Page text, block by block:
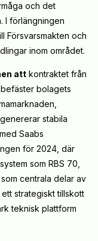
och det
I förlängningen
Försvarsmakten och
inom området.
att kontraktet från
bolagets
stabila
Saabs
för 2024, där
som RBS 70,
centrala delar av
strategiskt tillskott
teknisk plattform